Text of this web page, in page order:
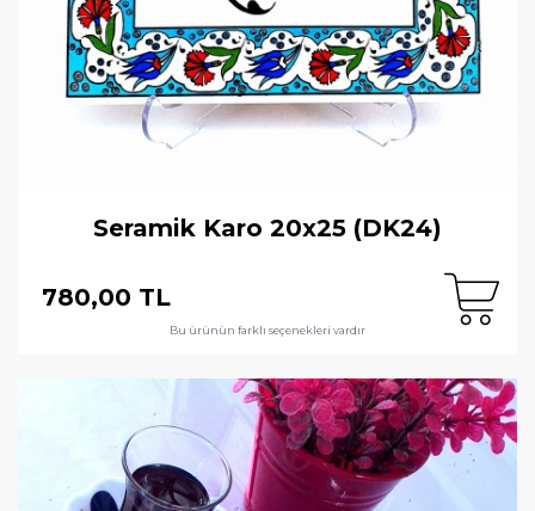
Seramik Karo 20x25 (DK24)
780,00 TL
Bu ürünün farklı seçenekleri vardır